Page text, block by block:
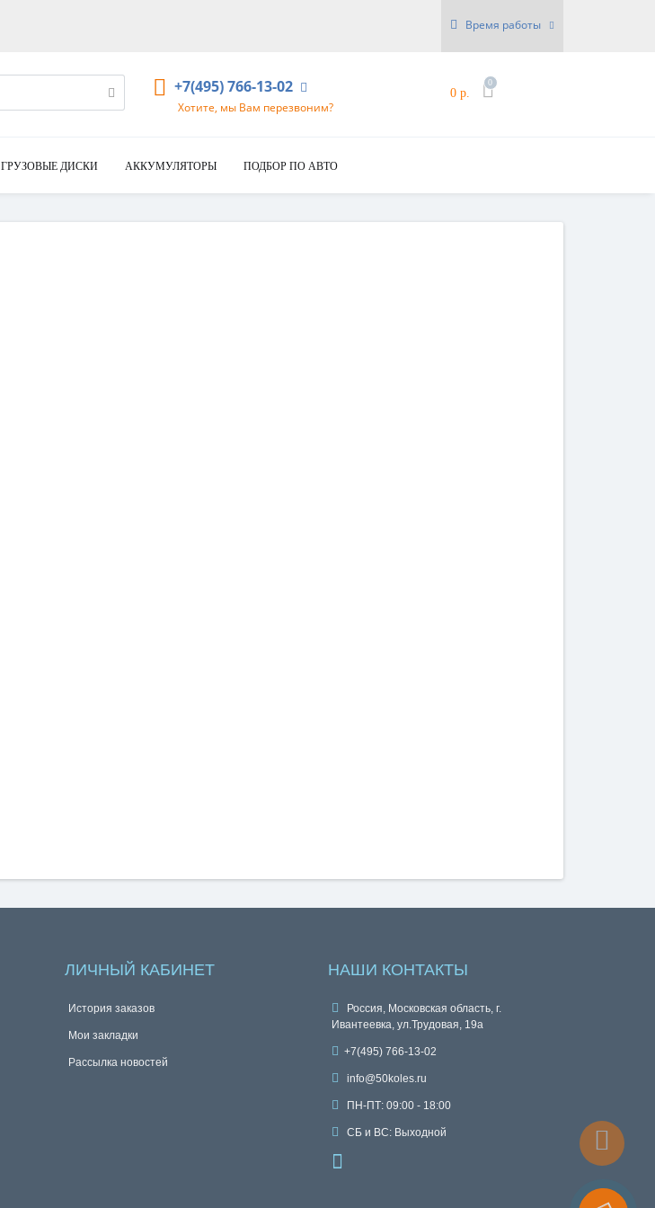
Время работы
+7(495) 766-13-02
Хотите, мы Вам перезвоним?
0 р.
0
ГРУЗОВЫЕ ДИСКИ АККУМУЛЯТОРЫ ПОДБОР ПО АВТО
ЛИЧНЫЙ КАБИНЕТ
История заказов
Мои закладки
Рассылка новостей
НАШИ КОНТАКТЫ
Россия, Московская область, г.
Ивантеевка, ул.Трудовая, 19а
+7(495) 766-13-02
info@50koles.ru
ПН-ПТ: 09:00 - 18:00
СБ и ВС: Выходной